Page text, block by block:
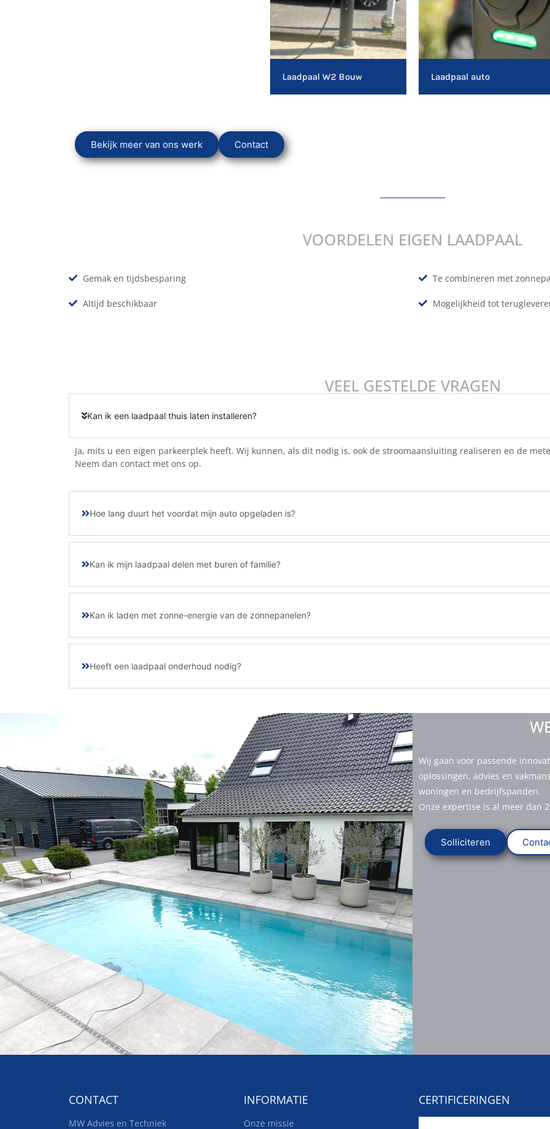
Laadpaal auto Laadpaal W2 Bouw
Bekijk meer van ons werk Contact
VOORDELEN EIGEN LAADPAAL
Gemak en tijdsbesparing
Altijd beschikbaar
Te combineren met
Mogelijkheid tot
VEEL GESTELDE VRAGEN
Kan ik een laadpaal thuis laten installeren?
Ja, mits u een eigen parkeerplek heeft. Wij kunnen, als dit nodig is, ook de stroomaansluiting realiseren en de
Neem dan contact met ons op.
Hoe lang duurt het voordat mijn auto opgeladen is?
Kan ik mijn laadpaal delen met buren of familie?
Kan ik laden met zonne-energie van de zonnepanelen?
Heeft een laadpaal onderhoud nodig?
Wij gaan voor passende
oplossingen, advies en
woningen en bedrijfspanden.
Onze expertise is al meer dan
Solliciteren
CONTACT
MW Advies en Techniek
INFORMATIE
Onze missie
CERTIFICERINGEN